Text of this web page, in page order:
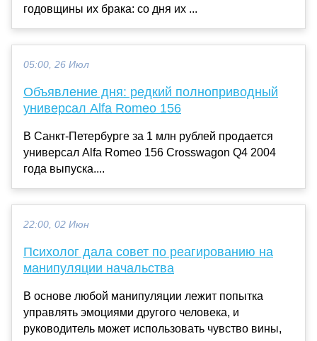
годовщины их брака: со дня их ...
05:00, 26 Июл
Объявление дня: редкий полноприводный
универсал Alfa Romeo 156
В Санкт-Петербурге за 1 млн рублей продается
универсал Alfa Romeo 156 Crosswagon Q4 2004
года выпуска....
22:00, 02 Июн
Психолог дала совет по реагированию на
манипуляции начальства
В основе любой манипуляции лежит попытка
управлять эмоциями другого человека, и
руководитель может использовать чувство вины,